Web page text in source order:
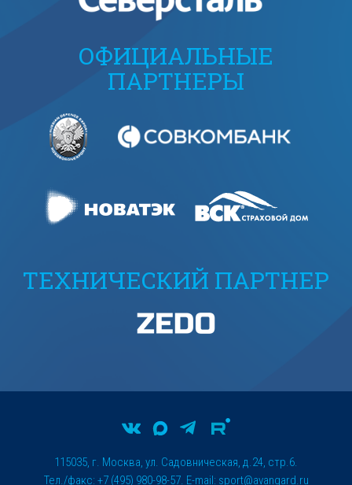
ОФИЦИАЛЬНЫЕ
ПАРТНЕРЫ
ТЕХНИЧЕСКИЙ ПАРТНЕР
115035, г. Москва, ул. Садовническая, д.24, стр.6.
Тел./факс: +7 (495) 980-98-57. E-mail: sport@avangard.ru